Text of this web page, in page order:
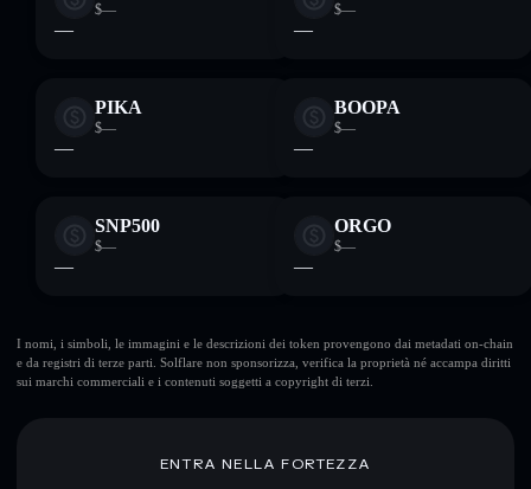
$—
—
$—
—
PIKA
$—
—
BOOPA
$—
—
SNP500
$—
—
ORGO
$—
—
I nomi, i simboli, le immagini e le descrizioni dei token provengono dai metadati on-chain
e da registri di terze parti. Solflare non sponsorizza, verifica la proprietà né accampa diritti
sui marchi commerciali e i contenuti soggetti a copyright di terzi.
ENTRA NELLA FORTEZZA